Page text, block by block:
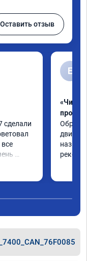
Оставить отзыв
сделали
на
Е
«Чип